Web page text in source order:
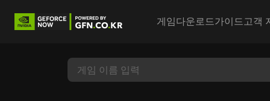
게임다운로드가이드고객